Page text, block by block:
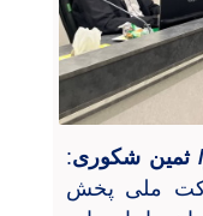
ثمین شکوری:
ملی پخش